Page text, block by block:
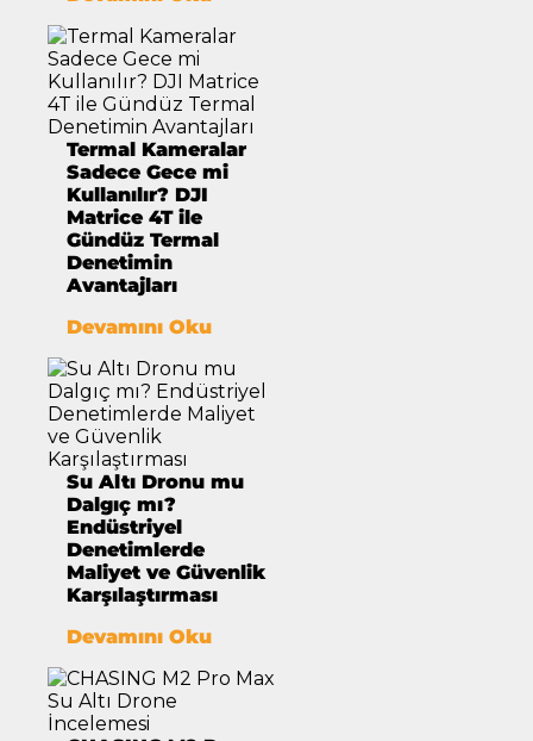
Termal Kameralar
Sadece Gece mi
Kullanılır? DJI
Matrice 4T ile
Gündüz Termal
Denetimin
Avantajları
Devamını Oku
Su Altı Dronu mu
Dalgıç mı?
Endüstriyel
Denetimlerde
Maliyet ve Güvenlik
Karşılaştırması
Devamını Oku